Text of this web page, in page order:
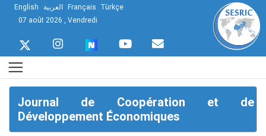
English العربية Français Türkçe
07 août 2026 , Vendredi
Journal de Coopération et de
Développement Économiques